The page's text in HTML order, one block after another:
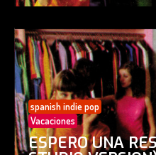
spanish indie pop
Vacaciones
ESPERO UNA